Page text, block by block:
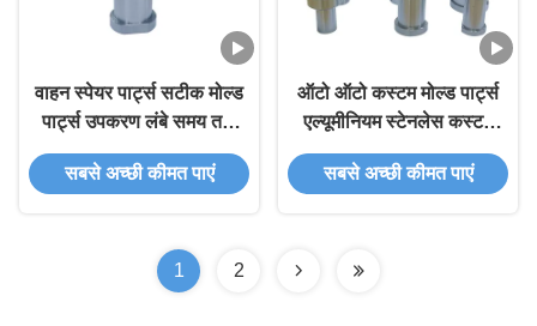
वाहन स्पेयर पार्ट्स सटीक मोल्ड
पार्ट्स उपकरण लंबे समय तक
चलने वाला स्थायित्व
सबसे अच्छी कीमत पाएं
ऑटो ऑटो कस्टम मोल्ड पार्ट्स
एल्यूमीनियम स्टेनलेस कस्टम
घटक धातु मशीनिंग
सबसे अच्छी कीमत पाएं
1 2